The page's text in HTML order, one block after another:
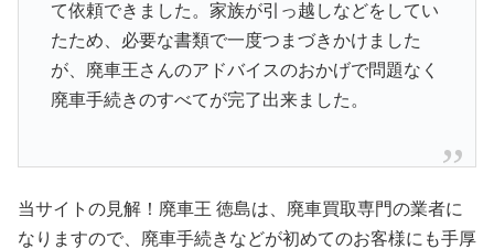
て依頼できました。家族が引っ越しなどをしてい
たため、必要な書類で一度つまづきかけました
が、廃車王さんのアドバイスのおかげで問題なく
廃車手続きのすべてが完了出来ました。
当サイトの見解！廃車王 徳島は、廃車買取専門の業者に
なりますので、廃車手続きなどが初めてのお客様にも手厚